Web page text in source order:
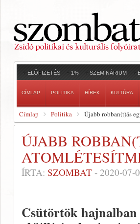
ELŐFIZETÉS 1% SZEMINÁRIUM
CÍMLAP POLITIKA HÍREK KULTÚRA
Címlap Politika Újabb robban(t)ás
ÚJABB
ÍRTA: SZOMBAT - 2020-07-
Csütörtök